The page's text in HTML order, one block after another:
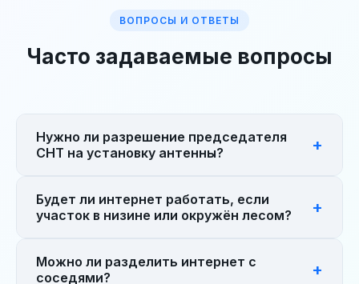
ВОПРОСЫ И ОТВЕТЫ
Часто задаваемые вопросы
Нужно ли разрешение председателя
СНТ на установку антенны?
участке — это ваша собственность. Никаких
согласований с правлением не требуется.
Будет ли интернет работать, если
участок в низине или окружён лесом?
уровень сигнала. Если сигнал слабый — ставим
Можно ли разделить интернет с
соседями?